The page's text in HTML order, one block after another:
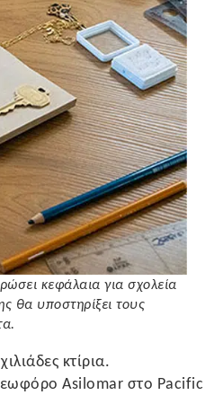
κεφάλαια για σχολεία
θα υποστηρίξει τους
κτίρια.
Asilomar στο Pacific